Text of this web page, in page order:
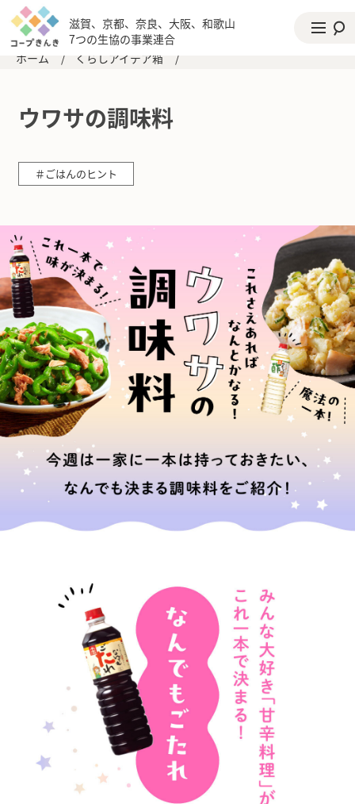
滋賀、京都、奈良、大阪、和歌山
7つの生協の事業連合
ホーム
/ くらしアイデア箱 /
ウワサの調味料
＃ごはんのヒント